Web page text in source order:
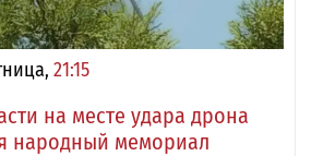
21:15
на месте удара дрона
народный мемориал